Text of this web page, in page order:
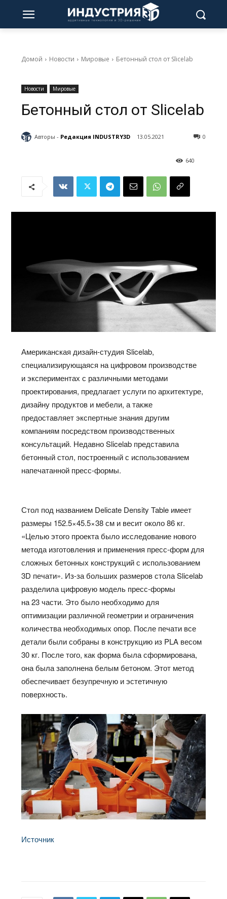
Домой Новости Мировые Бетонный стол от Slicelab
Новости Мировые
Бетонный стол от Slicelab
Авторы - Редакция INDUSTRY3D 13.05.2021 0
640
Американская дизайн-студия Slicelab,
специализирующаяся на цифровом производстве
и экспериментах с различными методами
проектирования, предлагает услуги по архитектуре,
дизайну продуктов и мебели, а также
предоставляет экспертные знания другим
компаниям посредством производственных
консультаций. Недавно Slicelab представила
бетонный стол, построенный с использованием
напечатанной пресс-формы.
Стол под названием Delicate Density Table имеет
размеры 152.5×45.5×38 см и весит около 86 кг.
«Целью этого проекта было исследование нового
метода изготовления и применения пресс-форм для
сложных бетонных конструкций с использованием
3D печати». Из-за больших размеров стола Slicelab
разделила цифровую модель пресс-формы
на 23 части. Это было необходимо для
оптимизации различной геометрии и ограничения
количества необходимых опор. После печати все
детали были собраны в конструкцию из PLA весом
30 кг. После того, как форма была сформирована,
она была заполнена белым бетоном. Этот метод
обеспечивает безупречную и эстетичную
поверхность.
Источник